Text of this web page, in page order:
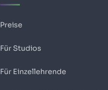
Preise
Für Studios
Für Einzellehrende